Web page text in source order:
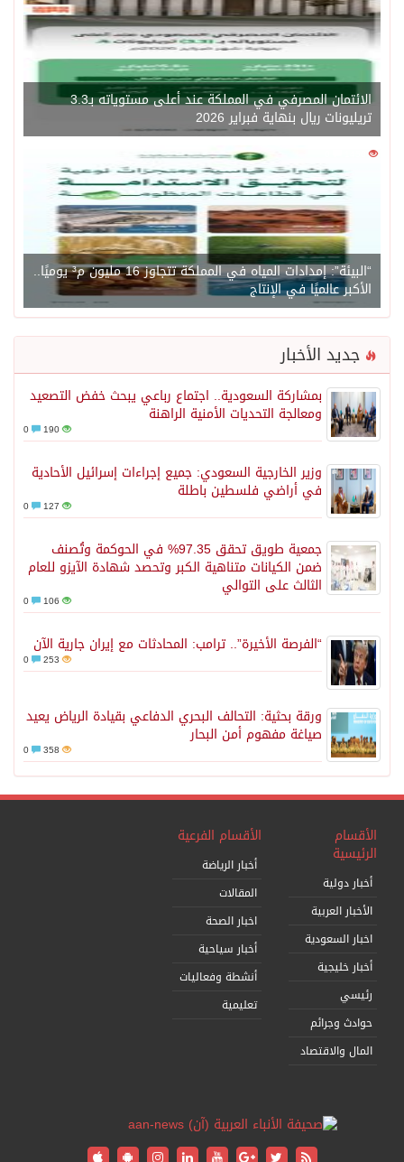
الائتمان المصرفي في المملكة عند أعلى مستوياته بـ3.3
تريليونات ريال بنهاية فبراير 2026
1450
“البيئة”: إمدادات المياه في المملكة تتجاوز 16 مليون م³ يوميًا..
الأكبر عالميًا في الإنتاج
جديد الأخبار
بمشاركة السعودية.. اجتماع رباعي يبحث خفض التصعيد
ومعالجة التحديات الأمنية الراهنة
190
وزير الخارجية السعودي: جميع إجراءات إسرائيل الأحادية
في أراضي فلسطين باطلة
127
جمعية طويق تحقق 97.35% في الحوكمة وتُصنف
ضمن الكيانات متناهية الكبر وتحصد شهادة الآيزو للعام
الثالث على التوالي
106
“الفرصة الأخيرة”.. ترامب: المحادثات مع إيران جارية الآن
253
ورقة بحثية: التحالف البحري الدفاعي بقيادة الرياض يعيد
صياغة مفهوم أمن البحار
358
الأقسام
الرئيسية
أخبار دولية
الأخبار العربية
اخبار السعودية
أخبار خليجية
رئيسي
حوادث وجرائم
المال والاقتصاد
الأقسام الفرعية
أخبار الرياضة
المقالات
اخبار الصحة
أخبار سياحية
أنشطة وفعاليات
تعليمية